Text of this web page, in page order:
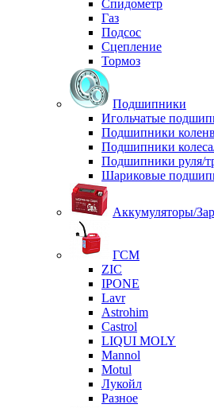
Спидометр
Газ
Подсос
Сцепление
Тормоз
Подшипники
Игольчатые
Подшипники
Подшипники
Подшипники руля/
Шариковые
Аккумуляторы/
ГСМ
ZIC
IPONE
Lavr
Astrohim
Castrol
LIQUI MOLY
Mannol
Motul
Лукойл
Разное